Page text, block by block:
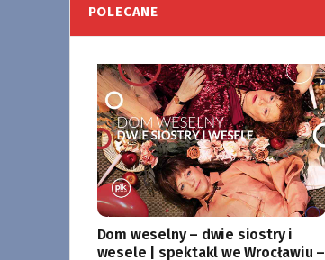
POLECANE
Dom weselny – dwie siostry i
wesele | spektakl we Wrocławiu –